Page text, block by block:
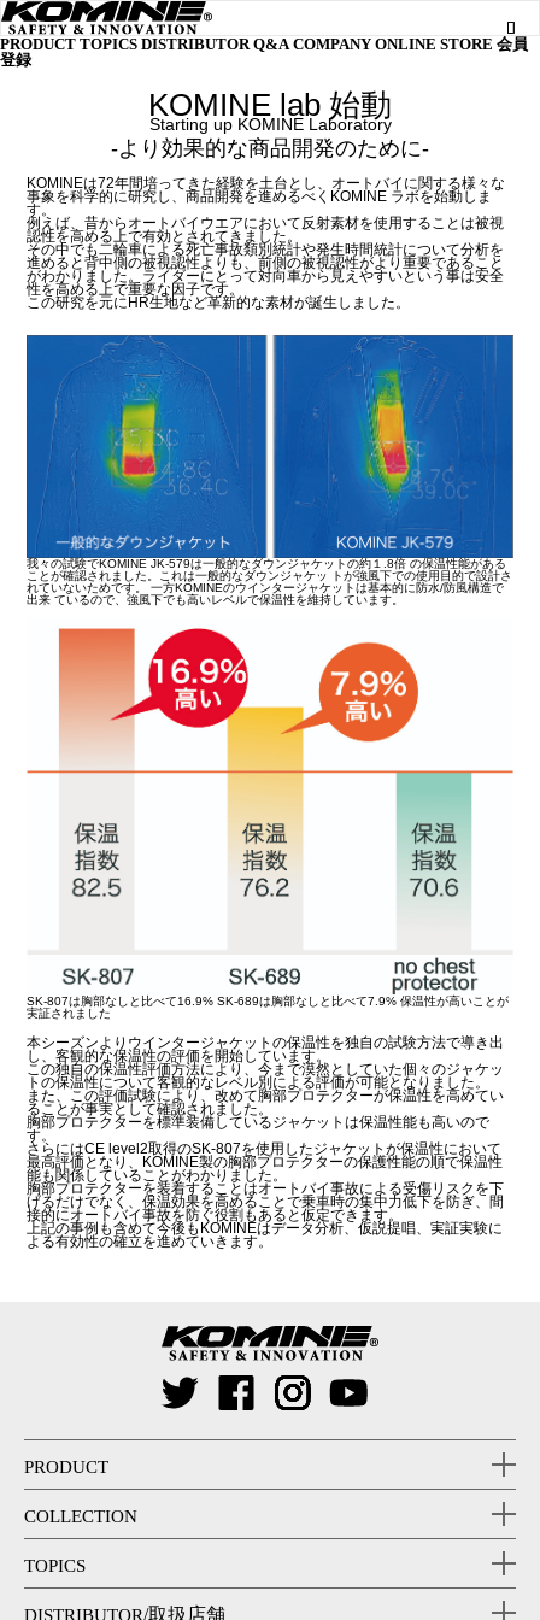
PRODUCT TOPICS DISTRIBUTOR Q&A COMPANY ONLINE STORE 会員
登録
KOMINE lab 始動
Starting up KOMINE Laboratory
-より効果的な商品開発のために-
KOMINEは72年間培ってきた経験を土台とし、オートバイに関する様々な
事象を科学的に研究し、商品開発を進めるべくKOMINE ラボを始動しま
す。
例えば、昔からオートバイウエアにおいて反射素材を使用することは被視
認性を高める上で有効とされてきました。
その中でも二輪車による死亡事故類別統計や発生時間統計について分析を
進めると背中側の被視認性よりも、前側の被視認性がより重要であること
がわかりました。ライダーにとって対向車から見えやすいという事は安全
性を高める上で重要な因子です。
この研究を元にHR生地など革新的な素材が誕生しました。
我々の試験でKOMINE JK-579は一般的なダウンジャケットの約１.8倍 の保温性能がある
ことが確認されました。これは一般的なダウンジャケッ トが強風下での使用目的で設計さ
れていないためです。 一方KOMINEのウインタージャケットは基本的に防水/防風構造で
出来 ているので、強風下でも高いレベルで保温性を維持しています。
SK-807は胸部なしと比べて16.9% SK-689は胸部なしと比べて7.9% 保温性が高いことが
実証されました
本シーズンよりウインタージャケットの保温性を独自の試験方法で導き出
し、客観的な保温性の評価を開始しています。
この独自の保温性評価方法により、今まで漠然としていた個々のジャケッ
トの保温性について客観的なレベル別による評価が可能となりました。
また、この評価試験により、改めて胸部プロテクターが保温性を高めてい
ることが事実として確認されました。
胸部プロテクターを標準装備しているジャケットは保温性能も高いので
す。
さらにはCE level2取得のSK-807を使用したジャケットが保温性において
最高評価となり、KOMINE製の胸部プロテクターの保護性能の順で保温性
能も関係していることがわかりました。
胸部プロテクターを装着することはオートバイ事故による受傷リスクを下
げるだけでなく、保温効果を高めることで乗車時の集中力低下を防ぎ、間
接的にオートバイ事故を防ぐ役割もあると仮定できます。
上記の事例も含めて今後もKOMINEはデータ分析、仮説提唱、実証実験に
よる有効性の確立を進めていきます。
PRODUCT
COLLECTION
TOPICS
DISTRIBUTOR/取扱店舗